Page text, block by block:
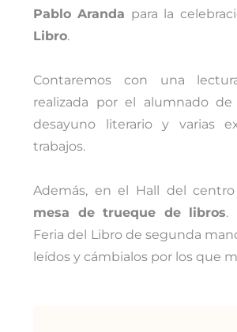
Pablo Aranda para la
Libro.
Contaremos con una
realizada por el alumnado de
desayuno literario y varias
trabajos.
Además, en el Hall del
mesa de trueque de libros.
Feria del Libro de segunda
leídos y cámbialos por los que